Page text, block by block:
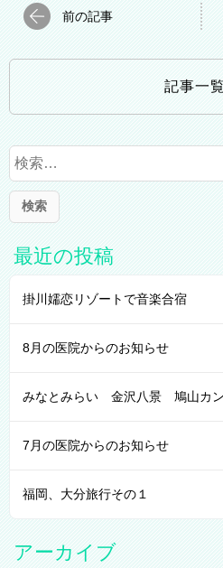
前の記事
記事一
検
索
:
最近の投稿
掛川嬬恋リゾートで音楽合宿
8月の医院からのお知らせ
みなとみらい 金沢八景 鳩山カ
7月の医院からのお知らせ
福岡、大分旅行その１
アーカイブ